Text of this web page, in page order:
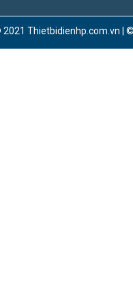
Thietbidienhp.com.vn |